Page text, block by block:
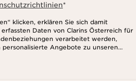
*
klicken, erklären Sie sich damit
Daten von Clarins Österreich für
verarbeitet werden,
Angebote zu unseren
entsprechend Ihrem